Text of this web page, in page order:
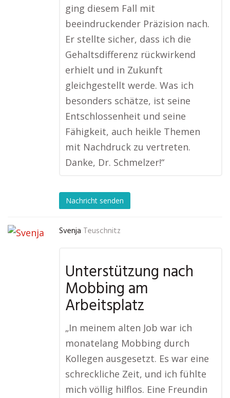
ging diesem Fall mit
beeindruckender Präzision nach.
Er stellte sicher, dass ich die
Gehaltsdifferenz rückwirkend
erhielt und in Zukunft
gleichgestellt werde. Was ich
besonders schätze, ist seine
Entschlossenheit und seine
Fähigkeit, auch heikle Themen
mit Nachdruck zu vertreten.
Danke, Dr. Schmelzer!“
Nachricht senden
Svenja Teuschnitz
Unterstützung nach
Mobbing am
Arbeitsplatz
„In meinem alten Job war ich
monatelang Mobbing durch
Kollegen ausgesetzt. Es war eine
schreckliche Zeit, und ich fühlte
mich völlig hilflos. Eine Freundin